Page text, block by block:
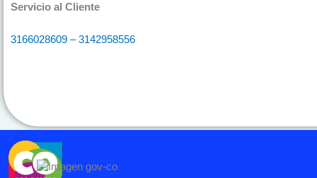
Servicio al Cliente
3166028609 – 3142958556